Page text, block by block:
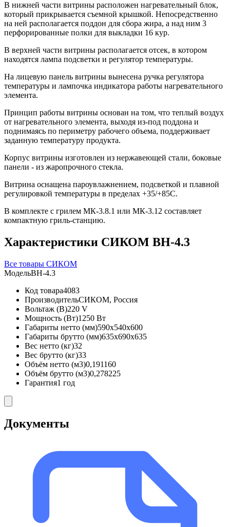
В нижней части витрины расположен нагревательный блок,
который прикрывается съемной крышкой. Непосредственно
на ней располагается поддон для сбора жира, а над ним 3
перфорированные полки для выкладки 16 кур.
В верхней части витрины располагается отсек, в котором
находятся лампа подсветки и регулятор температуры.
На лицевую панель витрины вынесена ручка регулятора
температуры и лампочка индикатора работы нагревательного
элемента.
Принцип работы витрины основан на том, что теплый воздух
от нагревательного элемента, выходя из-под поддона и
поднимаясь по периметру рабочего объема, поддерживает
заданную температуру продукта.
Корпус витрины изготовлен из нержавеющей стали, боковые
панели - из жаропрочного стекла.
Витрина оснащена пароувлажнением, подсветкой и плавной
регулировкой температуры в пределах +35/+85С.
В комплекте с грилем МК-3.8.1 или МК-3.12 составляет
компактную гриль-станцию.
Характеристики СИКОМ ВН-4.3
Все товары СИКОМ
МодельВН-4.3
Код товара4083
ПроизводительСИКОМ, Россия
Вольтаж (В)220 V
Мощность (Вт)1250 Вт
Габариты нетто (мм)590x540x600
Габариты брутто (мм)635x690x635
Вес нетто (кг)32
Вес брутто (кг)33
Объём нетто (м3)0,191160
Объём брутто (м3)0,278225
Гарантия1 год
Документы